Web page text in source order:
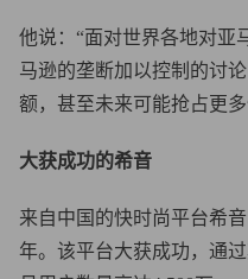
他说：“面对世界各地对亚
马逊的垄断加以控制的讨
额，甚至未来可能抢占更
大获成功的希音
来自中国的快时尚平台希
年。该平台大获成功，通